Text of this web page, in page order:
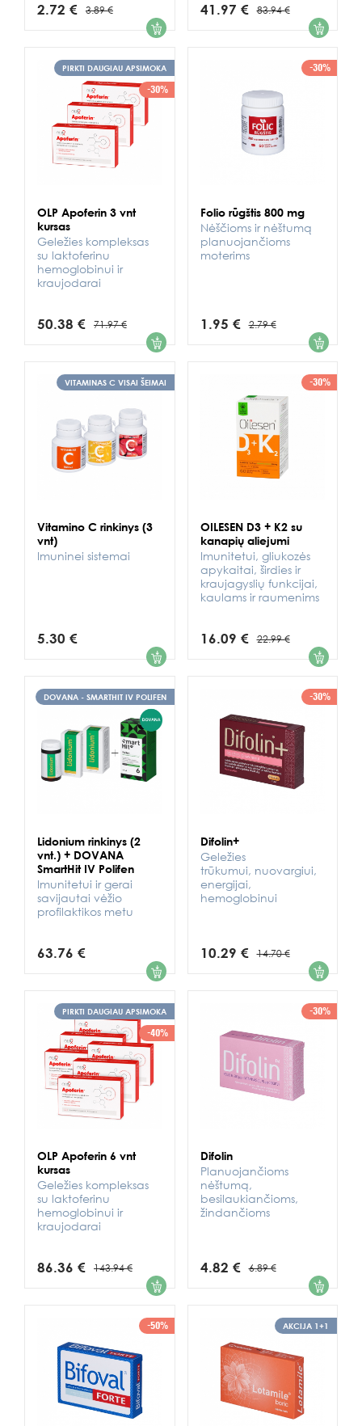
2.72 € 3.89 € 1 41.97 € 83.94 € 1
PIRKTI DAUGIAU APSIMOKA
-30%
OLP Apoferin 3 vnt
kursas
Geležies kompleksas
su laktoferinu
hemoglobinui ir
kraujodarai
50.38 € 71.97 € 1
-30%
Folio rūgštis 800 mg
Nėščioms ir nėštumą
planuojančioms
moterims
1.95 € 2.79 € 1
VITAMINAS C VISAI ŠEIMAI
Vitamino C rinkinys (3
vnt)
Imuninei sistemai
5.30 € 1
-30%
OILESEN D3 + K2 su
kanapių aliejumi
Imunitetui, gliukozės
apykaitai, širdies ir
kraujagyslių funkcijai,
kaulams ir raumenims
16.09 € 22.99 € 1
DOVANA - SMARTHIT IV POLIFEN
Lidonium rinkinys (2
vnt.) + DOVANA
SmartHit IV Polifen
Imunitetui ir gerai
savijautai vėžio
profilaktikos metu
63.76 € 1
-30%
Difolin+
Geležies
trūkumui, nuovargiui,
energijai,
hemoglobinui
10.29 € 14.70 € 1
PIRKTI DAUGIAU APSIMOKA
-40%
OLP Apoferin 6 vnt
kursas
Geležies kompleksas
su laktoferinu
hemoglobinui ir
kraujodarai
86.36 € 143.94 € 1
-30%
Difolin
Planuojančioms
nėštumą,
besilaukiančioms,
žindančioms
4.82 € 6.89 € 1
-50% AKCIJA 1+1